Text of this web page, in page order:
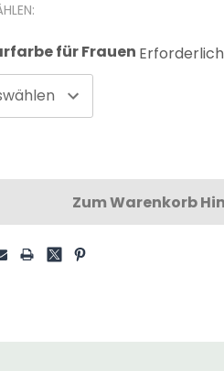
für Frauen Erforderlich